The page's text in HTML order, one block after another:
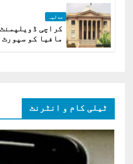
عدلیہ
کراچی
مافیا کو
ٹیلی کام و انٹرنٹ